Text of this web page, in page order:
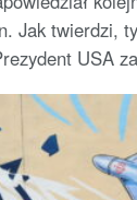
Jak twierdzi,
USA